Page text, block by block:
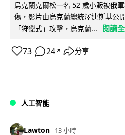
烏克蘭克爾松一名 52 歲小販被俄
傷，影片由烏克蘭總統澤連斯基公
「狩獵式」攻擊，烏克蘭...
閱讀
73 24 ↗ 分享
人工智能
Lawton 13 小時